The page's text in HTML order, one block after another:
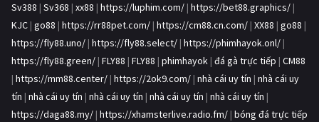
Sv388 | Sv368 | xx88 | https://luphim.com/ | https://bet88.graphics/ |
KJC | go88 | https://rr88pet.com/ | https://cm88.cn.com/ | XX88 | go88 |
https://fly88.uno/ | https://fly88.select/ | https://phimhayok.onl/ |
https://fly88.green/ | FLY88 | FLY88 | phimhayok | đá gà trực tiếp | CM88
| https://mm88.center/ | https://2ok9.com/ | nhà cái uy tín | nhà cái uy
tín | nhà cái uy tín | nhà cái uy tín | nhà cái uy tín | nhà cái uy tín |
https://daga88.my/ | https://xhamsterlive.radio.fm/ | bóng đá trực tiếp